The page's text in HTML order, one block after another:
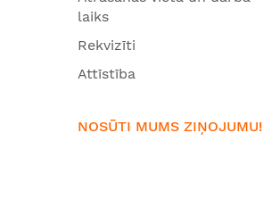
laiks
Rekvizīti
Attīstība
NOSŪTI MUMS ZIŅOJUMU!